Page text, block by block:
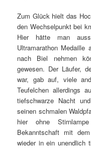
Zum Glück hielt das
den Wechselpunkt bei
Hier hätte man
Ultramarathon Medaille
nach Biel nehmen
gewesen. Der Läufer,
war, gab auf, viele
Teufelchen allerdings
tiefschwarze Nacht
seinen schmalen
hier ohne
Bekanntschaft mit
wieder in ein unendlich